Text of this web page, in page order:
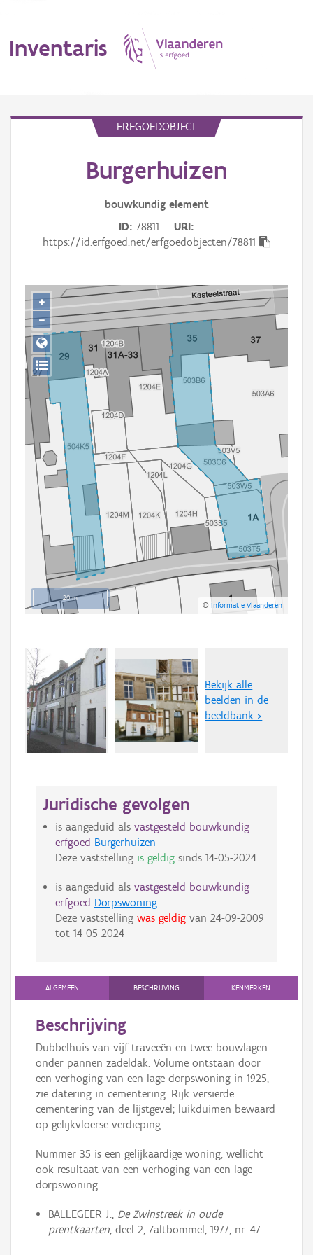
Inventaris
Gebeurtenis
Persoon of collectief
Downloads
Hergebruik
Aanmelden
ERFGOEDOBJECT
Burgerhuizen
bouwkundig element
ID 78811
URI
https://id.erfgoed.net/erfgoedobjecten/78811
20 m
©Informatie Vlaanderen
+
−
Bekijk alle
beelden in de
beeldbank >
Juridische gevolgen
is aangeduid als vastgesteld bouwkundig
erfgoed Burgerhuizen
Deze vaststelling is geldigsinds 14-05-2024
is aangeduid als vastgesteld bouwkundig
erfgoed Dorpswoning
Deze vaststelling was geldigvan 24-09-2009
tot 14-05-2024
ALGEMEEN BESCHRIJVING KENMERKEN
Beschrijving
Dubbelhuis van vijf traveeën en twee bouwlagen
onder pannen zadeldak. Volume ontstaan door
een verhoging van een lage dorpswoning in 1925,
zie datering in cementering. Rijk versierde
cementering van de lijstgevel; luikduimen bewaard
op gelijkvloerse verdieping.
Nummer 35 is een gelijkaardige woning, wellicht
ook resultaat van een verhoging van een lage
dorpswoning.
BALLEGEER J., De Zwinstreek in oude
prentkaarten, deel 2, Zaltbommel, 1977, nr. 47.